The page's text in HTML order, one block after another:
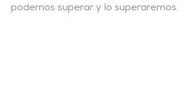
podemos superar y lo superaremos.